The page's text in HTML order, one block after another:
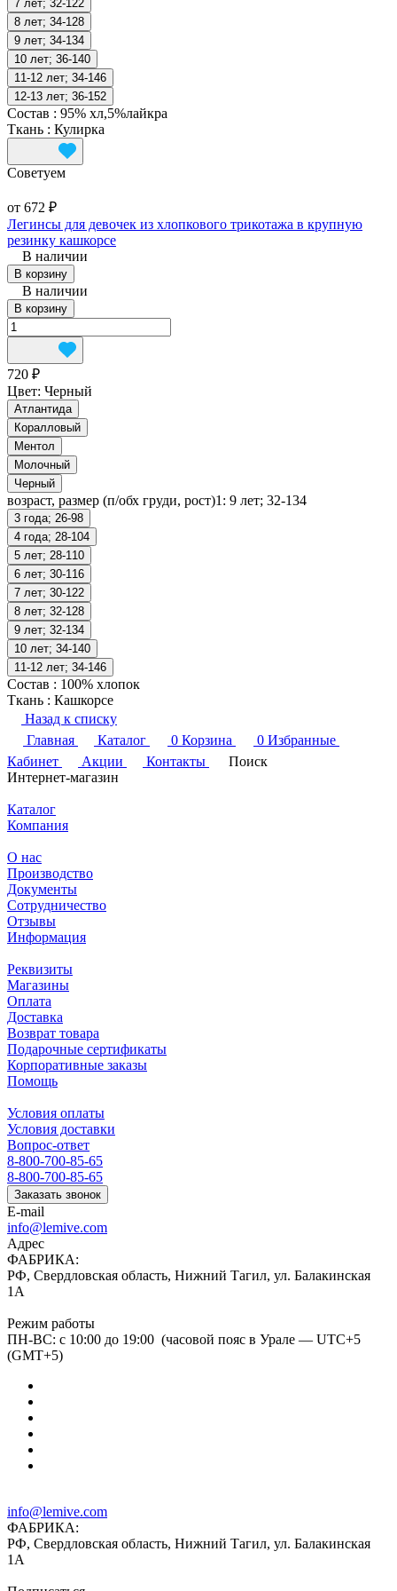
7 лет; 32-122
8 лет; 34-128
9 лет; 34-134
10 лет; 36-140
11-12 лет; 34-146
12-13 лет; 36-152
Состав : 95% хл,5%лайкра
Ткань : Кулирка
Советуем
от 672 ₽
Легинсы для девочек из хлопкового трикотажа в крупную
резинку кашкорсе
В наличии
В корзину
В наличии
В корзину
720 ₽
Цвет: Черный
Атлантида
Коралловый
Ментол
Молочный
Черный
возраст, размер (п/обх груди, рост)1: 9 лет; 32-134
3 года; 26-98
4 года; 28-104
5 лет; 28-110
6 лет; 30-116
7 лет; 30-122
8 лет; 32-128
9 лет; 32-134
10 лет; 34-140
11-12 лет; 34-146
Состав : 100% хлопок
Ткань : Кашкорсе
Назад к списку
Главная
Каталог 0 Корзина 0 Избранные
Кабинет
Акции Контакты
Поиск
Интернет-магазин
Каталог
Компания
О нас
Производство
Документы
Сотрудничество
Отзывы
Информация
Реквизиты
Магазины
Оплата
Доставка
Возврат товара
Подарочные сертификаты
Корпоративные заказы
Помощь
Условия оплаты
Условия доставки
Вопрос-ответ
8-800-700-85-65
8-800-700-85-65
Заказать звонок
E-mail
info@lemive.com
Адрес
ФАБРИКА:
РФ, Свердловская область, Нижний Тагил, ул. Балакинская
1А
Режим работы
ПН-ВС: с 10:00 до 19:00 (часовой пояс в Урале — UTC+5
(GMT+5)
info@lemive.com
ФАБРИКА:
РФ, Свердловская область, Нижний Тагил, ул. Балакинская
1А